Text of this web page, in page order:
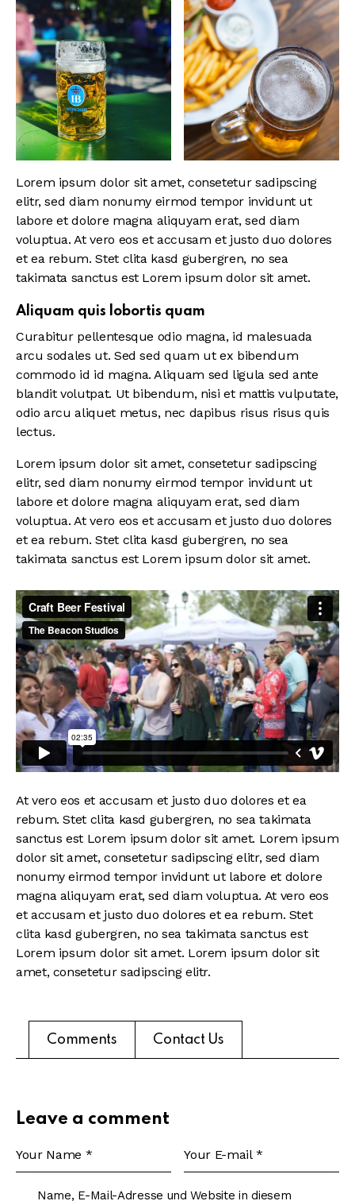
Lorem ipsum dolor sit amet, consetetur sadipscing
elitr, sed diam nonumy eirmod tempor invidunt ut
labore et dolore magna aliquyam erat, sed diam
voluptua. At vero eos et accusam et justo duo dolores
et ea rebum. Stet clita kasd gubergren, no sea
takimata sanctus est Lorem ipsum dolor sit amet.
Aliquam quis lobortis quam
Curabitur pellentesque odio magna, id malesuada
arcu sodales ut. Sed sed quam ut ex bibendum
commodo id id magna. Aliquam sed ligula sed ante
blandit volutpat. Ut bibendum, nisi et mattis vulputate,
odio arcu aliquet metus, nec dapibus risus risus quis
lectus.
Lorem ipsum dolor sit amet, consetetur sadipscing
elitr, sed diam nonumy eirmod tempor invidunt ut
labore et dolore magna aliquyam erat, sed diam
voluptua. At vero eos et accusam et justo duo dolores
et ea rebum. Stet clita kasd gubergren, no sea
takimata sanctus est Lorem ipsum dolor sit amet.
At vero eos et accusam et justo duo dolores et ea
rebum. Stet clita kasd gubergren, no sea takimata
sanctus est Lorem ipsum dolor sit amet. Lorem ipsum
dolor sit amet, consetetur sadipscing elitr, sed diam
nonumy eirmod tempor invidunt ut labore et dolore
magna aliquyam erat, sed diam voluptua. At vero eos
et accusam et justo duo dolores et ea rebum. Stet
clita kasd gubergren, no sea takimata sanctus est
Lorem ipsum dolor sit amet. Lorem ipsum dolor sit
amet, consetetur sadipscing elitr.
Comments Contact Us
Leave a comment
Name, E-Mail-Adresse und Website in diesem